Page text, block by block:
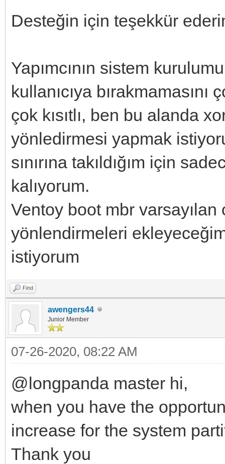
Desteğin için teşekkür
Yapımcının sistem
kullanıcıya
çok kısıtlı, ben bu alanda
yönledirmesi yapmak
sınırına takıldığım için
kalıyorum.
Ventoy boot mbr
yönlendirmeleri
istiyorum
Find
awengers44
Junior Member
07-26-2020, 08:22 AM
@longpanda master hi,
when you have the
increase for the system
Thank you